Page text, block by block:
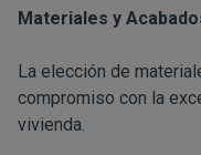
Materiales y
La elección de
compromiso con la
vivienda.